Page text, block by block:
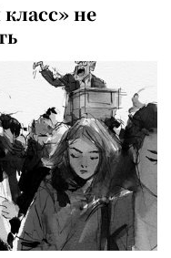
не